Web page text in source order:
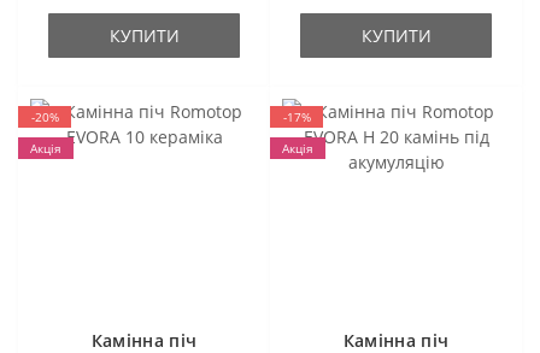
КУПИТИ КУПИТИ
-20%
Акція
Камінна піч
-17%
Акція
Камінна піч